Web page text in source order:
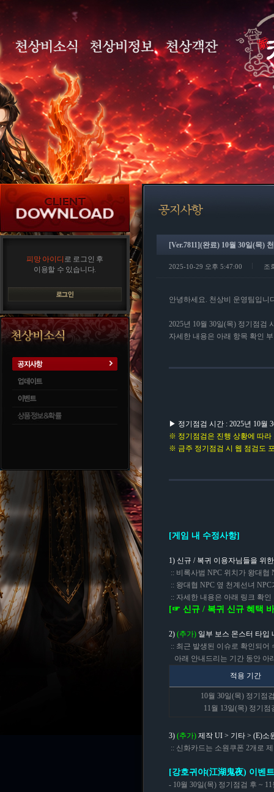
피망 아이디 로 로그인 후
이용할 수 있습니다.
[Ver.7811](완료) 10월 30일(목)
2025-10-29 오후 5:47:00 조
안녕하세요. 천상비 운영팀입니
2025년 10월 30일(목) 정기점검
자세한 내용은 아래 항목 확인
▶ 정기점검 시간 : 2025년 10월
※ 정기점검은 진행 상황에 따라
※ 금주 정기점검 시 웹 점검도
[게임 내 수정사항]
1) 신규 / 복귀 이용자님들을 위
:: 비록사범 NPC 위치가 왕대협
:: 왕대협 NPC 옆 천계선녀
:: 자세한 내용은 아래 링크 확
[☞ 신규 / 복귀 신규 혜택
2) (추가) 일부 보스 몬스터 타입
:: 최근 발생된 이슈로 확인되어
아래 안내드리는 기간 동안 아
적용 기간
10월 30일(목) 정기점
11월 13일(목) 정기점
3) (추가) 제작 UI > 기타 > (E)소
:: 신화카드는 소원쿠폰 2개로
[강호귀야(江湖鬼夜) 이벤
- 10월 30일(목) 정기점검 후 ~